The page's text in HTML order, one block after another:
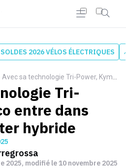
SOLDES 2026 VÉLOS ÉLECTRIQUES
Avec sa technologie Tri-Power, Kymco entre dans l’ère du scooter hybride
Tri-
entre dans
hybride
2025, modifié le 10 novembre 2025